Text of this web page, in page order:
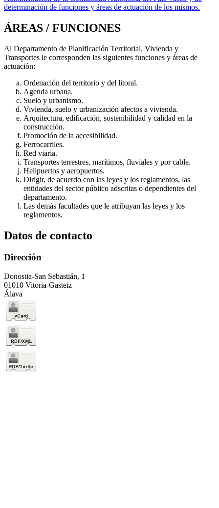
determinación de funciones y áreas de actuación de los mismos.
ÁREAS / FUNCIONES
Al Departamento de Planificación Territorial, Vivienda y
Transportes le corresponden las siguientes funciones y áreas de
actuación:
Ordenación del territorio y del litoral.
Agenda urbana.
Suelo y urbanismo.
Vivienda, suelo y urbanización afectos a vivienda.
Arquitectura, edificación, sostenibilidad y calidad en la
construcción.
Promoción de la accesibilidad.
Ferrocarriles.
Red viaria.
Transportes terrestres, marítimos, fluviales y por cable.
Helipuertos y aeropuertos.
Dirigir, de acuerdo con las leyes y los reglamentos, las
entidades del sector público adscritas o dependientes del
departamento.
Las demás facultades que le atribuyan las leyes y los
reglamentos.
Datos de contacto
Dirección
Donostia-San Sebastián, 1
01010 Vitoria-Gasteiz
Álava